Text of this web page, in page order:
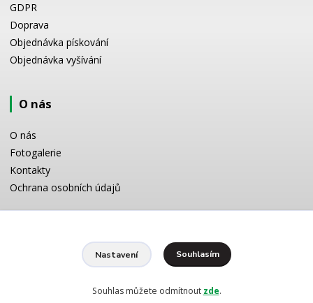
GDPR
Doprava
Objednávka pískování
Objednávka vyšívání
O nás
O nás
Fotogalerie
Kontakty
Ochrana osobních údajů
Potřebujete poradit s výběrem? Neváhejte se zeptat:
+420 728 772 566
info@reklamnipiskovani.cz
Nastavení Souhlasím
Souhlas můžete odmítnout zde.